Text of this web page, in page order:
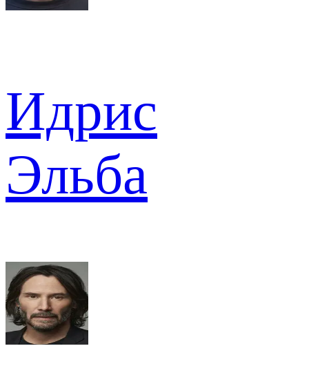
Идрис
Эльба